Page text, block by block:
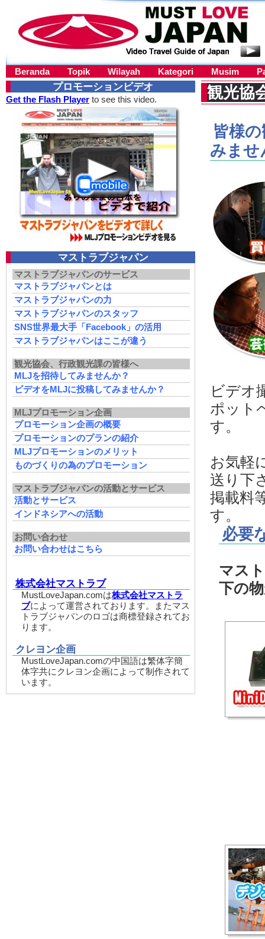
Beranda Topik Wilayah Kategori Musim
プロモーションビデオ
Get the Flash Player to see this video.
マストラブジャパン
マストラブジャパンのサービス
マストラブジャパンとは
マストラブジャパンの力
マストラブジャパンのスタッフ
SNS世界最大手「Facebook」の活用
マストラブジャパンはここが違う
観光協会、行政観光課の皆様へ
MLJを招待してみませんか？
ビデオをMLJに投稿してみませんか？
MLJプロモーション企画
プロモーション企画の概要
プロモーションのプランの紹介
MLJプロモーションのメリット
ものづくりの為のプロモーション
マストラブジャパンの活動とサービス
活動とサービス
インドネシアへの活動
お問い合わせ
お問い合わせはこちら
株式会社マストラブ
MustLoveJapan.comは株式会社マストラ
ブによって運営されております。またマス
トラブジャパンのロゴは商標登録されてお
ります。
クレヨン企画
MustLoveJapan.comの中国語は繁体字簡
体字共にクレヨン企画によって制作されて
います。
観光協
皆様
みませ
ビデオ
ポット
す。
お気軽
送り下
掲載料
す。
必要
マス
下の